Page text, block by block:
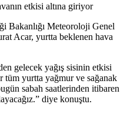
etkisi altına giriyor
Bakanlığı Meteoroloji Genel
Acar, yurtta beklenen hava
gelecek yağış sisinin etkisi
tüm yurtta yağmur ve sağanak
sabah saatlerinden itibaren
diye konuştu.